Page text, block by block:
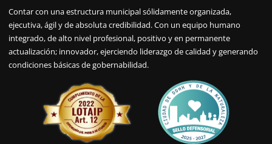
Contar con una estructura municipal sólidamente organizada,
ejecutiva, ágil y de absoluta credibilidad. Con un equipo humano
integrado, de alto nivel profesional, positivo y en permanente
actualización; innovador, ejerciendo liderazgo de calidad y generando
condiciones básicas de gobernabilidad.